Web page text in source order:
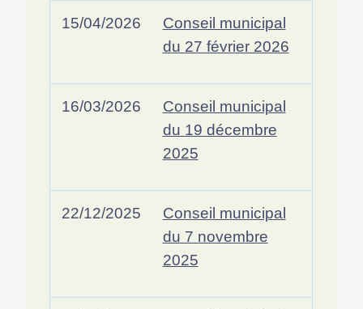
15/04/2026
Conseil municipal
du 27 février 2026
16/03/2026
Conseil municipal
du 19 décembre
2025
22/12/2025
Conseil municipal
du 7 novembre
2025